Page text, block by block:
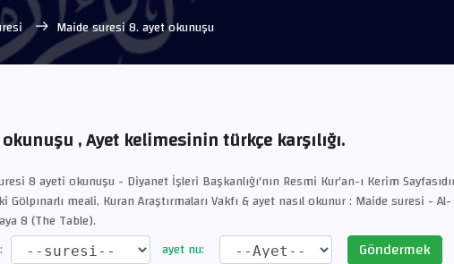
Maide suresi 8. ayet okunuşu
, Ayet kelimesinin türkçe karşılığı.
8 ayeti okunuşu - Diyanet İşleri Başkanlığı'nın Resmi Kur'an-ı Kerim
Gölpınarlı meali, Kuran Araştırmaları Vakfı & ayet nasıl okunur : Maide suresi - Al-
8 (The Table).
ayet nu: Göndermek